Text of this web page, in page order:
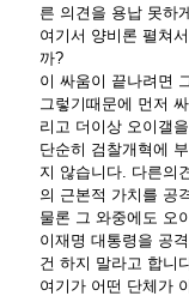
른 의견을 용납 못하
여기서 양비론 펼쳐
까?
이 싸움이 끝나려면
그렇기때문에 먼저
리고 더이상 오이갤
단순히 검찰개혁에
지 않습니다. 다른의
의 근본적 가치를 공
물론 그 와중에도 오
이재명 대통령을 공
건 하지 말라고 합니
여기가 어떤 단체가